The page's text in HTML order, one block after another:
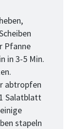
Pfanne
in 3-5 Min.
abtropfen
Salatblatt
stapeln